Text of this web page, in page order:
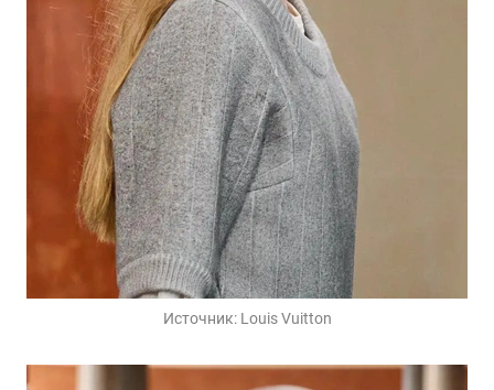
Источник: Louis Vuitton